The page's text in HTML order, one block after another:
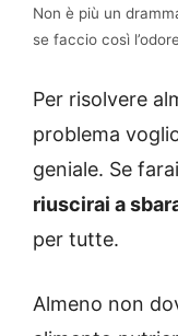
Non è più un
se faccio così
Per risolvere
problema
geniale. Se
riuscirai a
per tutte.
Almeno non